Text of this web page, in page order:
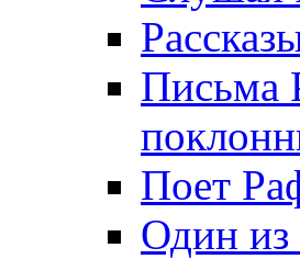
Письма
Поет
Один из